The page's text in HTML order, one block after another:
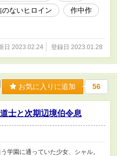
のないヒロイン
作中作
日 2023.02.24 登録日 2023.01.28
お気に入りに追加 56
士と次期辺境伯令息
学園に通っていた少女、シャル。